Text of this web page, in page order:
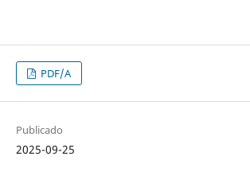
PDF/A
Publicado
2025-09-25